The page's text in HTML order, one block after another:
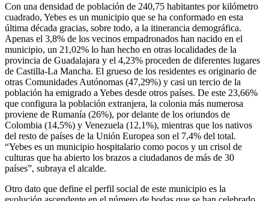
Con una densidad de población de 240,75 habitantes por kilómetro
cuadrado, Yebes es un municipio que se ha conformado en esta
última década gracias, sobre todo, a la itinerancia demográfica.
Apenas el 3,8% de los vecinos empadronados han nacido en el
municipio, un 21,02% lo han hecho en otras localidades de la
provincia de Guadalajara y el 4,23% proceden de diferentes lugares
de Castilla-La Mancha. El grueso de los residentes es originario de
otras Comunidades Autónomas (47,29%) y casi un tercio de la
población ha emigrado a Yebes desde otros países. De este 23,66%
que configura la población extranjera, la colonia más numerosa
proviene de Rumanía (26%), por delante de los oriundos de
Colombia (14,5%) y Venezuela (12,1%), mientras que los nativos
del resto de países de la Unión Europea son el 7,4% del total.
“Yebes es un municipio hospitalario como pocos y un crisol de
culturas que ha abierto los brazos a ciudadanos de más de 30
países”, subraya el alcalde.
Otro dato que define el perfil social de este municipio es la